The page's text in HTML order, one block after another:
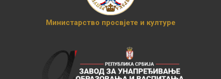
Министарство просвјете и културе